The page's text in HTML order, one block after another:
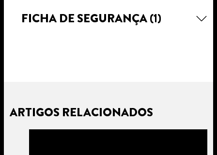
FICHA DE SEGURANÇA(1)
ARTIGOS RELACIONADOS